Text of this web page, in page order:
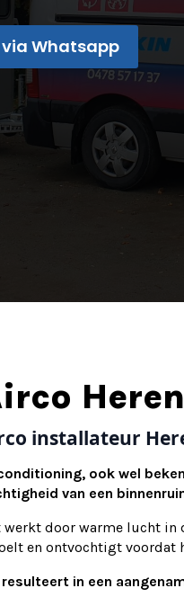
via Whatsapp
installateur
ook wel
van een
werkt door warme lucht in
en ontvochtigt voordat
in een